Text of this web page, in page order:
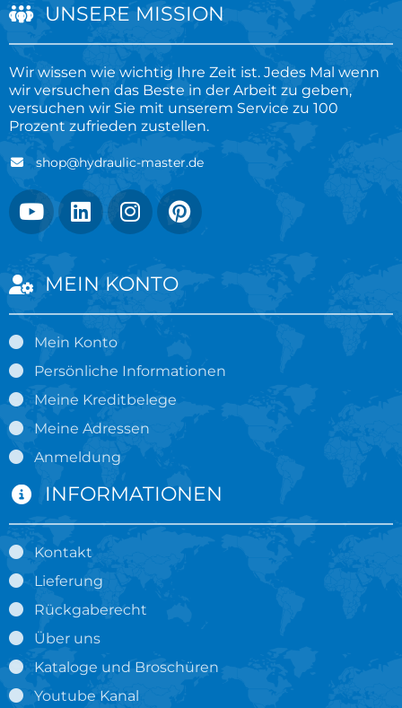
UNSERE MISSION
Wir wissen wie wichtig Ihre Zeit ist. Jedes Mal wenn
wir versuchen das Beste in der Arbeit zu geben,
versuchen wir Sie mit unserem Service zu 100
Prozent zufrieden zustellen.
shop@hydraulic-master.de
MEIN KONTO
Mein Konto
Persönliche Informationen
Meine Kreditbelege
Meine Adressen
Anmeldung
INFORMATIONEN
Kontakt
Lieferung
Rückgaberecht
Über uns
Kataloge und Broschüren
Youtube Kanal